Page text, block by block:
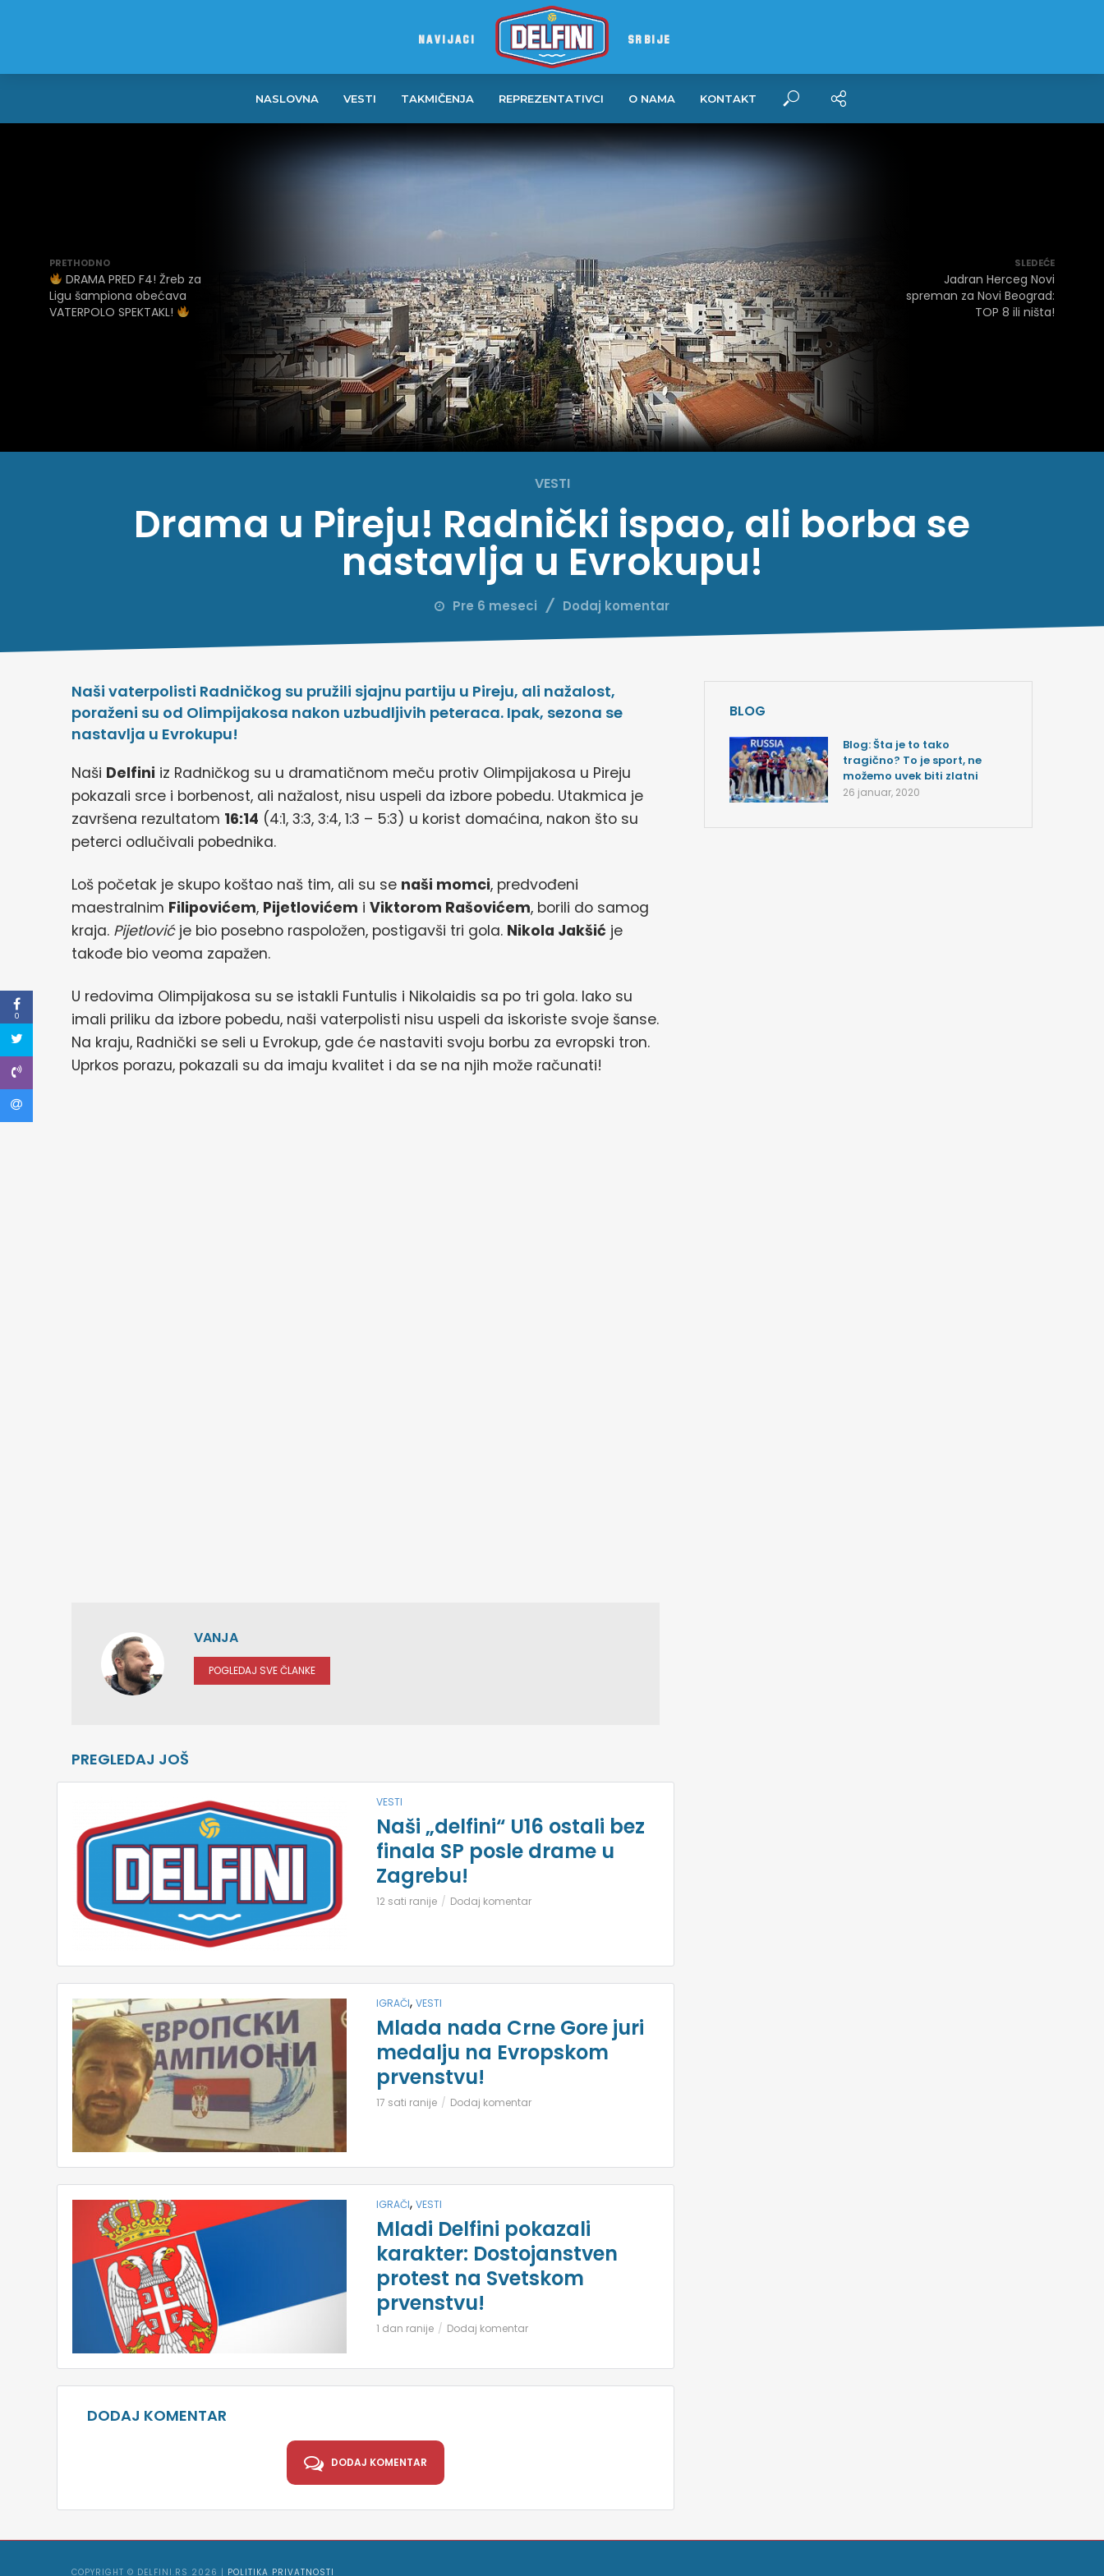
NAVIJACI SRBIJE
NASLOVNA VESTI TAKMIČENJA REPREZENTATIVCI O NAMA KONTAKT
PRETHODNO
DRAMA PRED F4! Žreb za
Ligu šampiona obećava
VATERPOLO SPEKTAKL!
SLEDEĆE
Jadran Herceg Novi
spreman za Novi Beograd:
TOP 8 ili ništa!
VESTI
Drama u Pireju! Radnički ispao, ali borba se
nastavlja u Evrokupu!
Pre 6 meseci Dodaj komentar
Naši vaterpolisti Radničkog su pružili sjajnu partiju u Pireju, ali nažalost,
poraženi su od Olimpijakosa nakon uzbudljivih peteraca. Ipak, sezona se
nastavlja u Evrokupu!
Naši Delfini iz Radničkog su u dramatičnom meču protiv Olimpijakosa u Pireju
pokazali srce i borbenost, ali nažalost, nisu uspeli da izbore pobedu. Utakmica je
završena rezultatom 16:14 (4:1, 3:3, 3:4, 1:3 – 5:3) u korist domaćina, nakon što su
peterci odlučivali pobednika.
Loš početak je skupo koštao naš tim, ali su se naši momci, predvođeni
maestralnim Filipovićem, Pijetlovićem i Viktorom Rašovićem, borili do samog
kraja. Pijetlovićje bio posebno raspoložen, postigavši tri gola. Nikola Jakšić je
takođe bio veoma zapažen.
U redovima Olimpijakosa su se istakli Funtulis i Nikolaidis sa po tri gola. Iako su
imali priliku da izbore pobedu, naši vaterpolisti nisu uspeli da iskoriste svoje šanse.
Na kraju, Radnički se seli u Evrokup, gde će nastaviti svoju borbu za evropski tron.
Uprkos porazu, pokazali su da imaju kvalitet i da se na njih može računati!
VANJA
POGLEDAJ SVE ČLANKE
PREGLEDAJ JOŠ
VESTI
Naši „delfini“ U16 ostali bez
finala SP posle drame u
Zagrebu!
12 sati ranije Dodaj komentar
IGRAČI, VESTI
Mlada nada Crne Gore juri
medalju na Evropskom
prvenstvu!
17 sati ranije Dodaj komentar
IGRAČI, VESTI
Mladi Delfini pokazali
karakter: Dostojanstven
protest na Svetskom
prvenstvu!
1 dan ranije Dodaj komentar
DODAJ KOMENTAR
DODAJ KOMENTAR
BLOG
Blog: Šta je to tako
tragično? To je sport, ne
možemo uvek biti zlatni
26 januar, 2020
COPYRIGHT © DELFINI.RS 2026 | POLITIKA PRIVATNOSTI
0